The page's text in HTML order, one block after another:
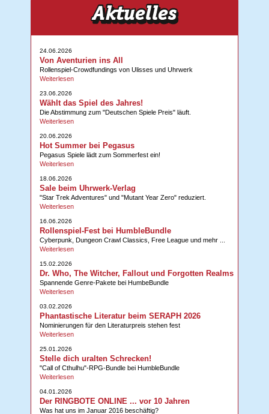
24.06.2026
Von Aventurien ins All
Rollenspiel-Crowdfundings von Ulisses und Uhrwerk
Weiterlesen
23.06.2026
Wählt das Spiel des Jahres!
Die Abstimmung zum "Deutschen Spiele Preis" läuft.
Weiterlesen
20.06.2026
Hot Summer bei Pegasus
Pegasus Spiele lädt zum Sommerfest ein!
Weiterlesen
18.06.2026
Sale beim Uhrwerk-Verlag
"Star Trek Adventures" und "Mutant Year Zero" reduziert.
Weiterlesen
16.06.2026
Rollenspiel-Fest bei HumbleBundle
Cyberpunk, Dungeon Crawl Classics, Free League und mehr ...
Weiterlesen
15.02.2026
Dr. Who, The Witcher, Fallout und Forgotten Realms
Spannende Genre-Pakete bei HumbeBundle
Weiterlesen
03.02.2026
Phantastische Literatur beim SERAPH 2026
Nominierungen für den Literaturpreis stehen fest
Weiterlesen
25.01.2026
Stelle dich uralten Schrecken!
"Call of Cthulhu"-RPG-Bundle bei HumbleBundle
Weiterlesen
04.01.2026
Der RINGBOTE ONLINE ... vor 10 Jahren
Was hat uns im Januar 2016 beschäftig?